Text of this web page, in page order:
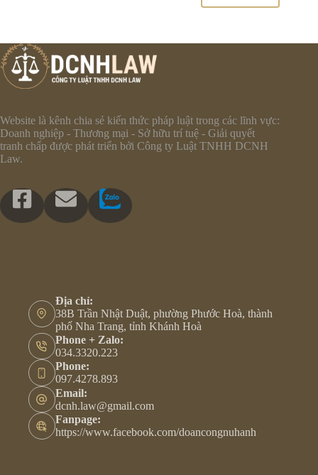
Website là kênh chia sẻ kiến thức pháp luật trong các lĩnh vực:
Doanh nghiệp - Thương mại - Sở hữu trí tuệ - Giải quyết
tranh chấp được phát triển bởi Công ty Luật TNHH DCNH
Law.
Địa chỉ:
38B Trần Nhật Duật, phường Phước Hoà, thành
phố Nha Trang, tỉnh Khánh Hoà
Phone + Zalo:
034.3320.223
Phone:
097.4278.893
Email:
dcnh.law@gmail.com
Fanpage:
https://www.facebook.com/doancongnuhanh